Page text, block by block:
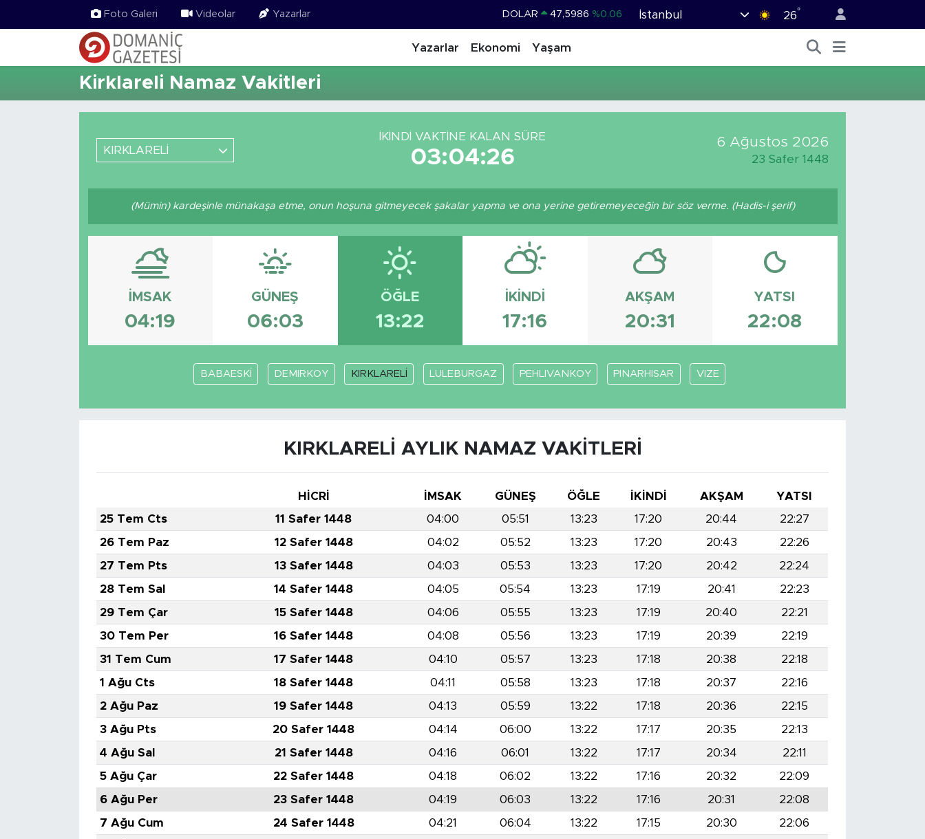
Foto Galeri Videolar Yazarlar DOLAR 47,5986 %0.06
STERLİN 64,2438 %0.21
BİST100 13.703 %0
BITCOIN 64.602,05
İstanbul 26°
Yazarlar Ekonomi Yaşam
Kirklareli Namaz Vakitleri
KIRKLARELİ
İKINDI VAKTINE KALAN SÜRE
03:04:26
6 Ağustos 2026
23 Safer 1448
(Mümin) kardeşinle münakaşa etme, onun hoşuna gitmeyecek şakalar yapma ve ona yerine getiremeyeceğin bir söz verme. (Hadis-i şerif)
İMSAK
04:19
GÜNEŞ
06:03
ÖĞLE
13:22
İKINDI
17:16
AKŞAM
20:31
YATSI
22:08
BABAESKİ DEMIRKOY KIRKLARELİ LULEBURGAZ PEHLIVANKOY PINARHISAR VIZE
KIRKLARELİ AYLIK NAMAZ VAKITLERI
HİCRİ İMSAK GÜNEŞ ÖĞLE İKINDI AKŞAM
YATSI
25 Tem Cts
11 Safer 1448 04:00 05:51 13:23 17:20 20:44
22:27
26 Tem Paz
12 Safer 1448 04:02 05:52 13:23 17:20 20:43
22:26
27 Tem Pts
13 Safer 1448 04:03 05:53 13:23 17:20 20:42
22:24
28 Tem Sal
14 Safer 1448 04:05 05:54 13:23 17:19 20:41
22:23
29 Tem Çar
15 Safer 1448 04:06 05:55 13:23 17:19 20:40
22:21
30 Tem Per
16 Safer 1448 04:08 05:56 13:23 17:19 20:39
22:19
31 Tem Cum
17 Safer 1448 04:10 05:57 13:23 17:18 20:38
22:18
1 Ağu Cts
18 Safer 1448 04:11 05:58 13:23 17:18 20:37
22:16
2 Ağu Paz
19 Safer 1448 04:13 05:59 13:22 17:18 20:36
22:15
3 Ağu Pts
20 Safer 1448 04:14 06:00 13:22 17:17 20:35
22:13
4 Ağu Sal
21 Safer 1448 04:16 06:01 13:22 17:17 20:34
22:11
5 Ağu Çar
22 Safer 1448 04:18 06:02 13:22 17:16 20:32
22:09
6 Ağu Per
23 Safer 1448 04:19 06:03 13:22 17:16 20:31
22:08
7 Ağu Cum
24 Safer 1448 04:21 06:04 13:22 17:15 20:30
22:06